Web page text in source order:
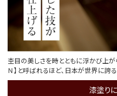
杢目の美しさを時とともに浮かび上が
Ｎ】と呼ばれるほど、日本が世界に誇
漆塗り